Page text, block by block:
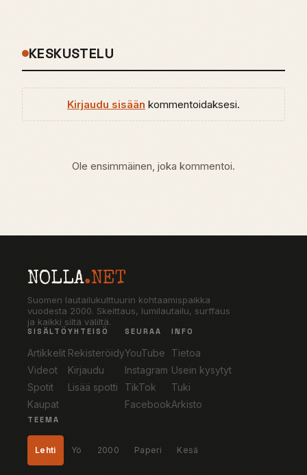
KESKUSTELU
Kirjaudu sisään kommentoidaksesi.
Ole ensimmäinen, joka kommentoi.
NOLLA.NET
Suomen lautailukulttuurin kohtaamispaikka
vuodesta 2000. Skeittaus, lumilautailu, surffaus
ja kaikki siltä väliltä.
SISÄLTÖ
Artikkelit
Videot
Spotit
Kaupat
YHTEISÖ
Rekisteröidy
Kirjaudu
Lisää spotti
SEURAA
YouTube
Instagram
TikTok
Facebook
INFO
Tietoa
Usein kysytyt
Tuki
Arkisto
TEEMA
Lehti Yö 2000 Paperi Kesä